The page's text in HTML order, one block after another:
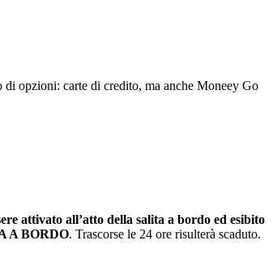
opzioni: carte di credito, ma anche Moneey Go
attivato all’atto della salita a bordo ed esibito
A BORDO. Trascorse le 24 ore risulterà scaduto.